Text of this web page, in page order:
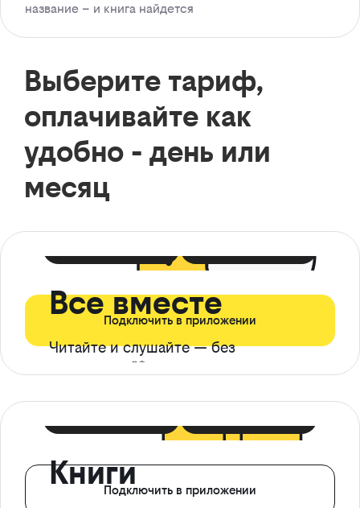
название – и книга найдется
Выберите тариф,
оплачивайте как
удобно - день или
месяц
Все вместе
Читайте и слушайте — без
ограничений*
Подключить в приложении
КнигиПодключить в приложении